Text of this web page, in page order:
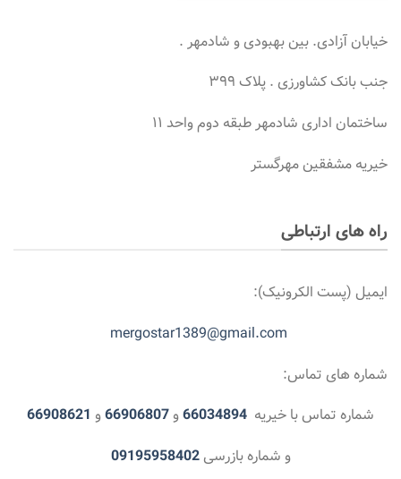
خیابان آزادی. بین بهبودی و شادمهر .
جنب بانک کشاورزی . پلاک ۳۹۹
ساختمان اداری شادمهر طبقه دوم واحد ۱۱
خیریه مشفقین مهرگستر
راه های ارتباطی
ایمیل (پست الکرونیک):
mergostar1389@gmail.com
شماره های تماس:
شماره تماس با خیریه 66034894و66906807و 66908621
و شماره بازرسی09195958402